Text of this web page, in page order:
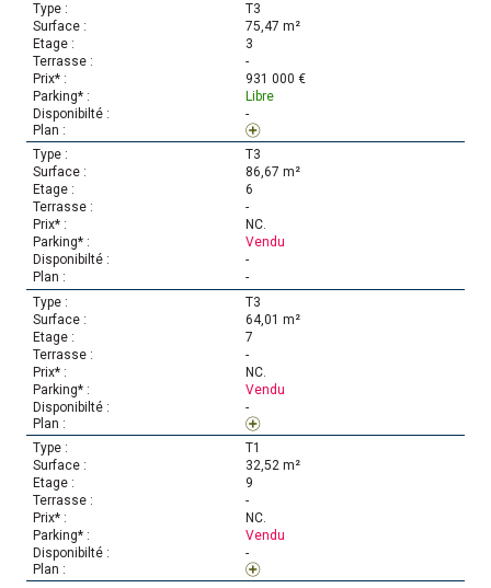
T3
75,47 m²
3
-
931 000 €
Libre
-
T3
86,67 m²
6
-
NC.
Vendu
-
-
T3
64,01 m²
7
-
NC.
Vendu
-
T1
32,52 m²
9
-
NC.
Vendu
-